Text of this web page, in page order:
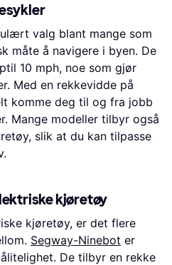
valg blant mange som
måte å navigere i byen. De
10 mph, noe som gjør
Med en rekkevidde på
komme deg til og fra jobb
Mange modeller tilbyr også
slik at du kan tilpasse
kjøretøy
kjøretøy, er det flere
Segway-Ninebot er
De tilbyr en rekke